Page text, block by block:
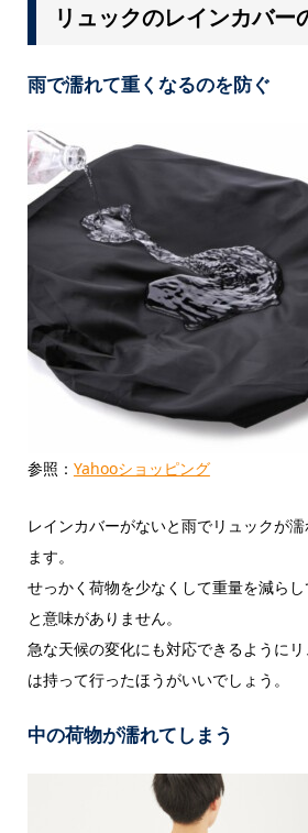
リュックのレインカバー
雨で濡れて重くなるのを防ぐ
参照： Yahooショッピング
レインカバーがないと雨でリュックが
ます。
せっかく荷物を少なくして重量を減ら
と意味がありません。
急な天候の変化にも対応できるように
は持って行ったほうがいいでしょう。
中の荷物が濡れてしまう